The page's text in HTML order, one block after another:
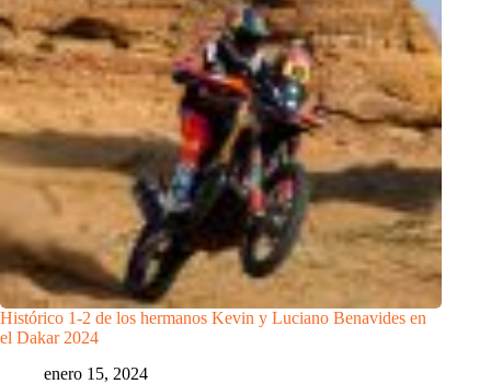
Histórico 1-2 de los hermanos Kevin y Luciano Benavides en
el Dakar 2024
enero 15, 2024